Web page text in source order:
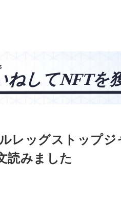
レッグストップジ
読みました